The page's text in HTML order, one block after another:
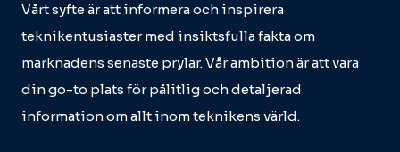
Vårt syfte är att informera och inspirera
teknikentusiaster med insiktsfulla fakta om
marknadens senaste prylar. Vår ambition är att vara
din go-to plats för pålitlig och detaljerad
information om allt inom teknikens värld.